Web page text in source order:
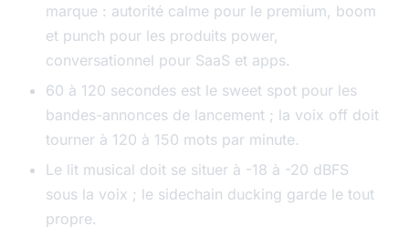
marque : autorité calme pour le premium, boom
et punch pour les produits power,
conversationnel pour SaaS et apps.
60 à 120 secondes est le sweet spot pour les
bandes-annonces de lancement ; la voix off doit
tourner à 120 à 150 mots par minute.
Le lit musical doit se situer à -18 à -20 dBFS
sous la voix ; le sidechain ducking garde le tout
propre.